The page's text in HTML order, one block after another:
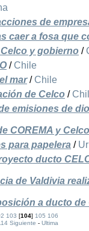
de
caer a fosa que
y gobierno /
/ Chile
mar/ Chile
de Celco /
emisiones de
COREMA y Celco
para papelera /
ducto
de Valdivia
a ducto de
103 [104]105 106
Siguiente -Ultima